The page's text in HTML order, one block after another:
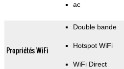
ac
Propriétés WiFi
Double bande
Hotspot WiFi
WiFi Direct